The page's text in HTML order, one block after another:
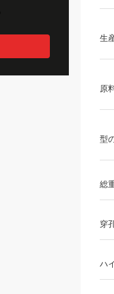
生
原
型
総
穿
ハ